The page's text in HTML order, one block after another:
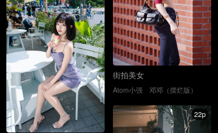
街拍美女
Atom小强 邓邓（摆烂版）
22p